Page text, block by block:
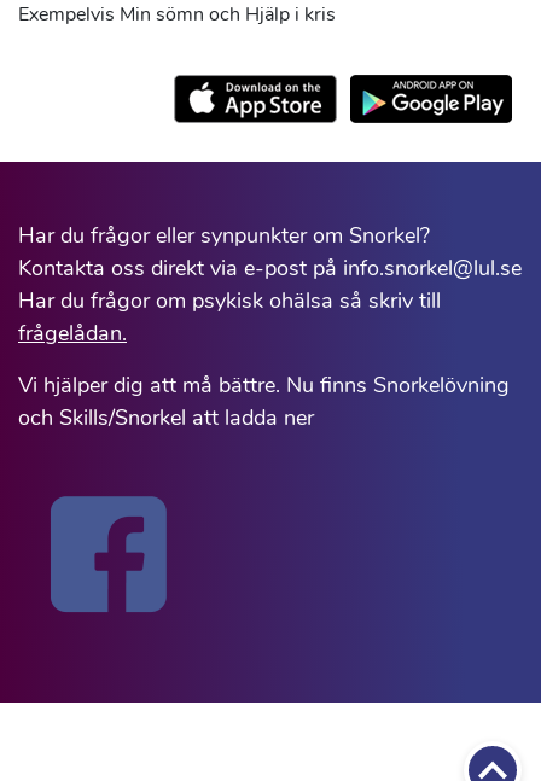
Exempelvis Min sömn och Hjälp i kris
Har du frågor eller synpunkter om Snorkel?
Kontakta oss direkt via e-post på info.snorkel@lul.se
Har du frågor om psykisk ohälsa så skriv till
frågelådan.
Vi hjälper dig att må bättre. Nu finns Snorkelövning
och Skills/Snorkel att ladda ner